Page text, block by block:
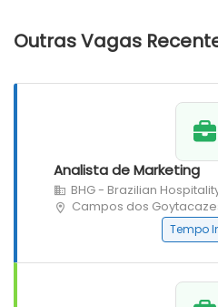
Outras Vagas
Analista de Marketing
BHG - Brazilian
Campos dos
Tempo